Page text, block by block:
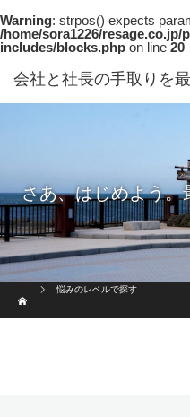
Warning: strpos() expects
/home/sora1226/resage.co.jp/
includes/blocks.php on line 20
会社と社長の手取りを
さあ、はじめよう。
ホーム 悩みのレベルで探す